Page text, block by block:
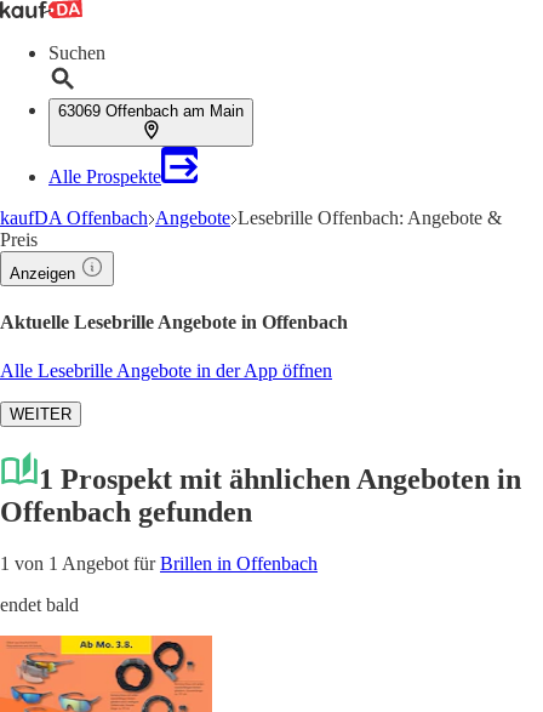
Suchen
63069 Offenbach am Main
Alle Prospekte
kaufDA Offenbach Angebote Lesebrille Offenbach: Angebote &
Preis
Anzeigen
Aktuelle Lesebrille Angebote in Offenbach
Alle Lesebrille Angebote in der App öffnen
WEITER
1 Prospekt mit ähnlichen Angeboten in
Offenbach gefunden
1 von 1 Angebot fürBrillen in Offenbach
endet bald